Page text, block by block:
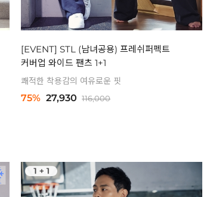
[EVENT] STL (남녀공용) 프레쉬퍼펙트
커버업 와이드 팬츠 1+1
쾌적한 착용감의 여유로운 핏
75% 27,930 116,000